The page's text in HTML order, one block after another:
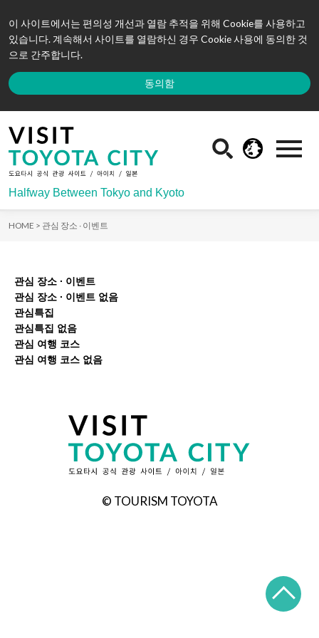
이 사이트에서는 편의성 개선과 열람 추적을 위해 Cookie를 사용하고
있습니다. 계속해서 사이트를 열람하신 경우 Cookie 사용에 동의한 것
으로 간주합니다.
동의함
Halfway Between Tokyo and Kyoto
HOME > 관심 장소 ∙ 이벤트
관심 장소 ∙ 이벤트
관심 장소 ∙ 이벤트 없음
관심특집
관심특집 없음
관심 여행 코스
관심 여행 코스 없음
© TOURISM TOYOTA